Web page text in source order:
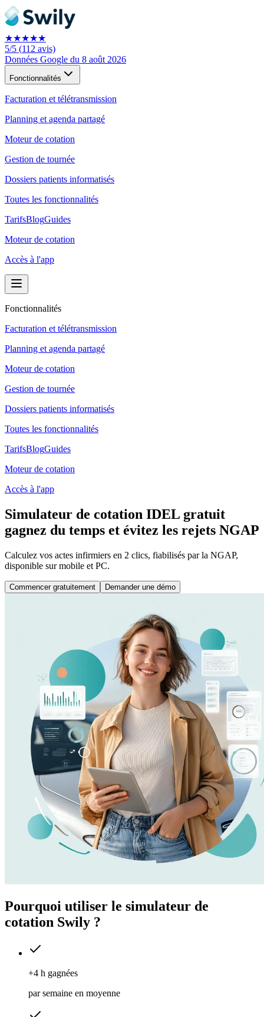
★★★★★
5/5 (112 avis)
Données Google du 8 août 2026
Fonctionnalités
Facturation et télétransmission
Planning et agenda partagé
Moteur de cotation
Gestion de tournée
Dossiers patients informatisés
Toutes les fonctionnalités
TarifsBlogGuides
Moteur de cotation
Accès à l'app
Fonctionnalités
Facturation et télétransmission
Planning et agenda partagé
Moteur de cotation
Gestion de tournée
Dossiers patients informatisés
Toutes les fonctionnalités
TarifsBlogGuides
Moteur de cotation
Accès à l'app
Simulateur de cotation IDEL gratuit
gagnez du temps et évitez les rejets NGAP
Calculez vos actes infirmiers en 2 clics, fiabilisés par la NGAP,
disponible sur mobile et PC.
Commencer gratuitement Demander une démo
Pourquoi utiliser le simulateur de
cotation Swily ?
+4 h gagnées
par semaine en moyenne